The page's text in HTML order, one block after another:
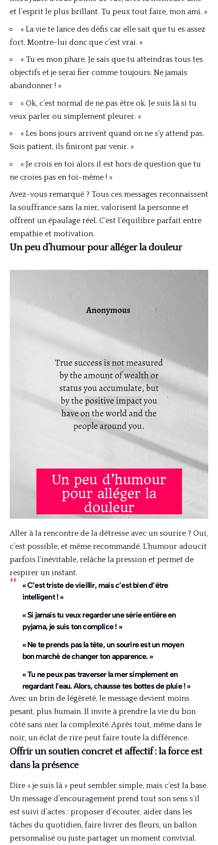
et l’esprit le plus brillant. Tu peux tout faire, mon ami. »
« La vie te lance des défis car elle sait que tu es assez
fort. Montre-lui donc que c’est vrai. »
« Tu es mon phare. Je sais que tu atteindras tous tes
objectifs et je serai fier comme toujours. Ne jamais
abandonner ! »
« Ok, c’est normal de ne pas être ok. Je suis là si tu
veux parler ou simplement pleurer. »
« Les bons jours arrivent quand on ne s’y attend pas.
Sois patient, ils finiront par venir. »
« Je crois en toi alors il est hors de question que tu
ne croies pas en toi-même ! »
Avez-vous remarqué ? Tous ces messages reconnaissent
la souffrance sans la nier, valorisent la personne et
offrent un épaulage réel. C’est l’équilibre parfait entre
empathie et motivation.
Un peu d’humour pour alléger la douleur
Aller à la rencontre de la détresse avec un sourire ? Oui,
c’est possible, et même recommandé. L’humour adoucit
parfois l’inévitable, relâche la pression et permet de
respirer un instant.
« C’est triste de vieillir, mais c’est bien d’être
intelligent ! »
« Si jamais tu veux regarder une série entière en
pyjama, je suis ton complice ! »
« Ne te prends pas la tête, un sourire est un moyen
bon marché de changer ton apparence. »
« Tu ne peux pas traverser la mer simplement en
regardant l’eau. Alors, chausse tes bottes de pluie ! »
Avec un brin de légèreté, le message devient moins
pesant, plus humain. Il invite à prendre la vie du bon
côté sans nier la complexité. Après tout, même dans le
noir, un éclat de rire peut faire toute la différence.
Offrir un soutien concret et affectif : la force est
dans la présence
Dire « je suis là » peut sembler simple, mais c’est la base.
Un message d’encouragement prend tout son sens s’il
est suivi d’actes : proposer d’écouter, aider dans les
tâches du quotidien, faire livrer des fleurs, un ballon
personnalisé ou juste partager un moment convivial.